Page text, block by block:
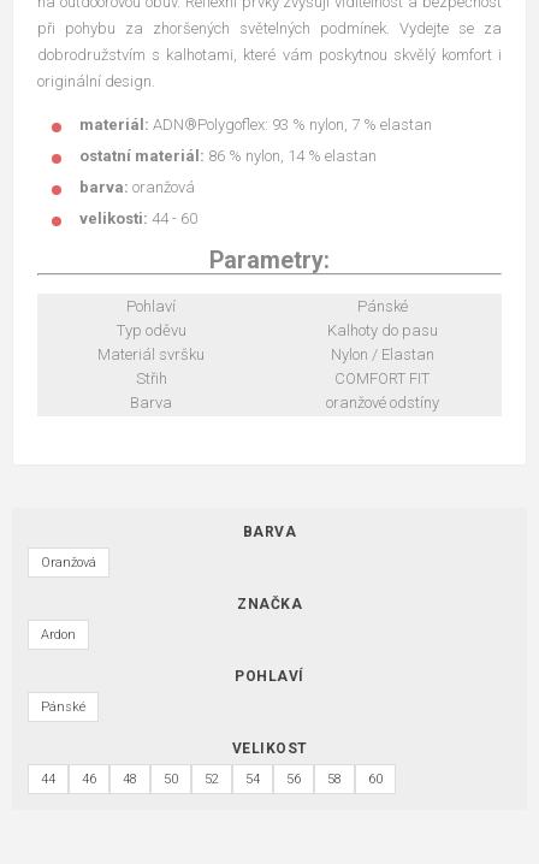
při pohybu za zhoršených světelných podmínek. Vydejte se za
dobrodružstvím s kalhotami, které vám poskytnou skvělý komfort i
originální design.
materiál: ADN®Polygoflex: 93 % nylon, 7 % elastan
ostatní materiál: 86 % nylon, 14 % elastan
barva: oranžová
velikosti: 44 - 60
Parametry:
Pohlaví
Pánské
Typ oděvu
Kalhoty do pasu
Materiál svršku
Nylon / Elastan
Střih
COMFORT FIT
Barva
oranžové odstíny
BARVA
Oranžová
ZNAČKA
Ardon
POHLAVÍ
Pánské
VELIKOST
44 46 48 50 52 54 56 58 60